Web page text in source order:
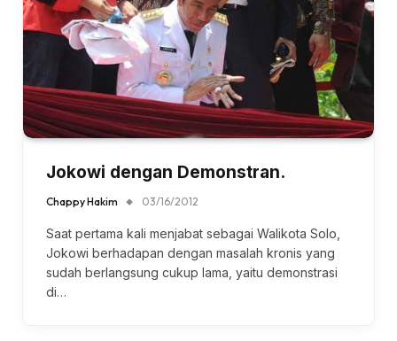
Jokowi dengan Demonstran.
Chappy Hakim 03/16/2012
Saat pertama kali menjabat sebagai Walikota Solo,
Jokowi berhadapan dengan masalah kronis yang
sudah berlangsung cukup lama, yaitu demonstrasi
di…